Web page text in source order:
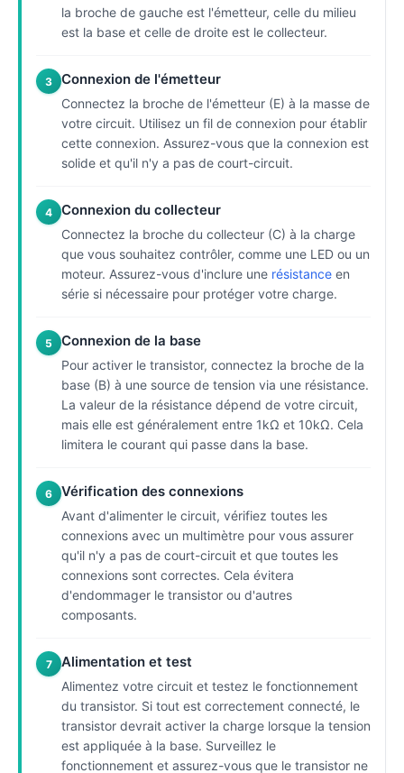
la broche de gauche est l'émetteur, celle du milieu
est la base et celle de droite est le collecteur.
3 Connexion de l'émetteur
Connectez la broche de l'émetteur (E) à la masse de
votre circuit. Utilisez un fil de connexion pour établir
cette connexion. Assurez-vous que la connexion est
solide et qu'il n'y a pas de court-circuit.
4 Connexion du collecteur
Connectez la broche du collecteur (C) à la charge
que vous souhaitez contrôler, comme une LED ou un
moteur. Assurez-vous d'inclure une résistance en
série si nécessaire pour protéger votre charge.
5 Connexion de la base
Pour activer le transistor, connectez la broche de la
base (B) à une source de tension via une résistance.
La valeur de la résistance dépend de votre circuit,
mais elle est généralement entre 1kΩ et 10kΩ. Cela
limitera le courant qui passe dans la base.
6 Vérification des connexions
Avant d'alimenter le circuit, vérifiez toutes les
connexions avec un multimètre pour vous assurer
qu'il n'y a pas de court-circuit et que toutes les
connexions sont correctes. Cela évitera
d'endommager le transistor ou d'autres
composants.
7 Alimentation et test
Alimentez votre circuit et testez le fonctionnement
du transistor. Si tout est correctement connecté, le
transistor devrait activer la charge lorsque la tension
est appliquée à la base. Surveillez le
fonctionnement et assurez-vous que le transistor ne